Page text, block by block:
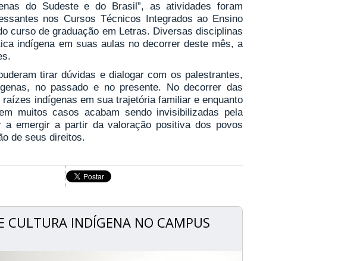
do Sudeste e do Brasil”, as atividades foram
nos Cursos Técnicos Integrados ao Ensino
curso de graduação em Letras. Diversas disciplinas
indígena em suas aulas no decorrer deste mês, a
tirar dúvidas e dialogar com os palestrantes,
no passado e no presente. No decorrer das
indígenas em sua trajetória familiar e enquanto
muitos casos acabam sendo invisibilizadas pela
a emergir a partir da valoração positiva dos povos
de seus direitos.
CULTURA INDÍGENA NO CAMPUS